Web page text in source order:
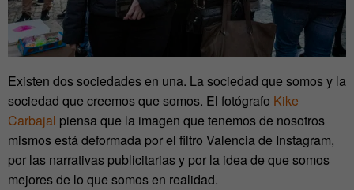
Existen dos sociedades en una. La sociedad que somos y la
sociedad que creemos que somos. El fotógrafo Kike
Carbajal piensa que la imagen que tenemos de nosotros
mismos está deformada por el filtro Valencia de Instagram,
por las narrativas publicitarias y por la idea de que somos
mejores de lo que somos en realidad.